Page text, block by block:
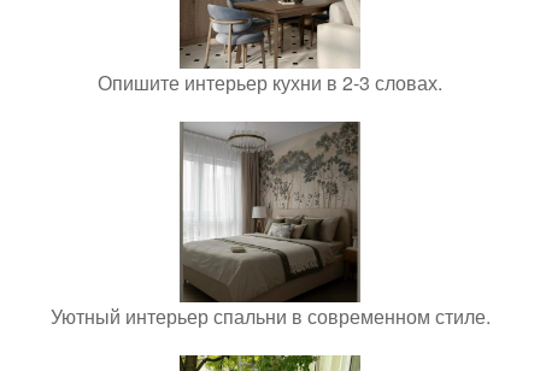
Опишите интерьер кухни в 2-3 словах.
Уютный интерьер спальни в современном стиле.